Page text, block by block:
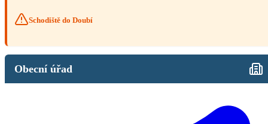
Schodiště do Doubí
Obecní úřad